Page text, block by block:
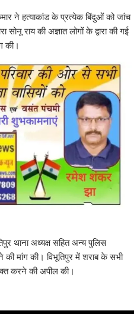
ने हत्याकांड के प्रत्येक बिंदुओं को जांच
राय की अज्ञात लोगों के द्वारा की गई
की।
थाना अध्यक्ष सहित अन्य पुलिस
की मांग की। विभूतिपुर में शराब के सभी
करने की अपील की।